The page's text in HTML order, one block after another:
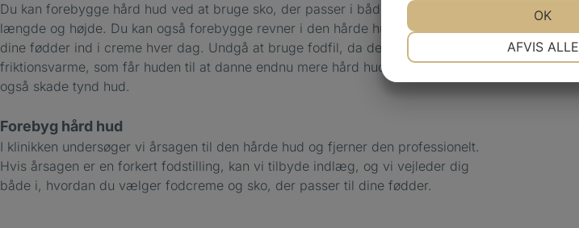
Du kan forebygge hård hud ved at bruge sko, der passer i både bredde,
længde og højde. Du kan også forebygge revner i den hårde hud ved at smøre
dine fødder ind i creme hver dag. Undgå at bruge fodfil, da den skaber
friktionsvarme, som får huden til at danne endnu mere hård hud. Fodfilen kan
også skade tynd hud.
Forebyg hård hud
I klinikken undersøger vi årsagen til den hårde hud og fjerner den professionelt.
Hvis årsagen er en forkert fodstilling, kan vi tilbyde indlæg, og vi vejleder dig
både i, hvordan du vælger fodcreme og sko, der passer til dine fødder.
AFVIS ALLE
OK